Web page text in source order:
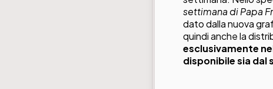
settimana di Papa
dato dalla nuova
quindi anche la
esclusivamente
disponibile sia dal